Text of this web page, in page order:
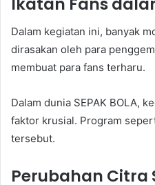
Dalam kegiatan ini, banyak
dirasakan oleh para
membuat para fans terharu.
Dalam dunia SEPAK BOLA,
faktor krusial. Program
tersebut.
Perubahan Citra